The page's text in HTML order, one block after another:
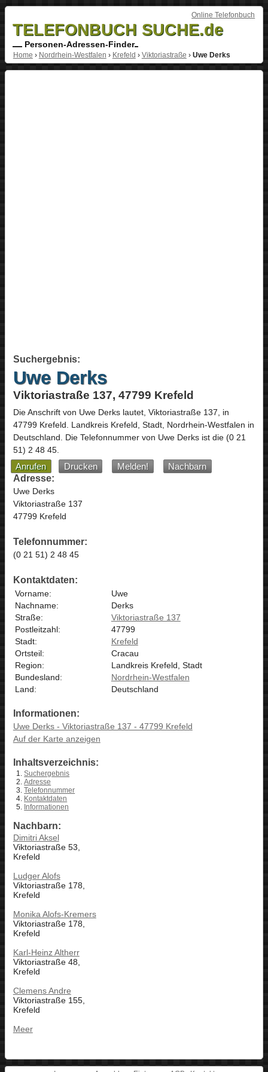
Online Telefonbuch
TELEFONBUCH SUCHE.de
Personen-Adressen-Finder
Home › Nordrhein-Westfalen › Krefeld › Viktoriastraße › Uwe Derks
Suchergebnis:
Uwe Derks
Viktoriastraße 137, 47799 Krefeld
Die Anschrift von Uwe Derkslautet, Viktoriastraße 137, in
47799 Krefeld. Landkreis Krefeld, Stadt, Nordrhein-Westfalen in
Deutschland. Die Telefonnummer von Uwe Derks ist die (0 21
51) 2 48 45.
Anrufen Drucken Melden!
Nachbarn
Adresse:
Uwe Derks
Viktoriastraße 137
47799 Krefeld
Telefonnummer:
(0 21 51) 2 48 45
Kontaktdaten:
Vorname:
Uwe
Nachname:
Derks
Straße:
Viktoriastraße 137
Postleitzahl:
47799
Stadt:
Krefeld
Ortsteil:
Cracau
Region:
Landkreis Krefeld, Stadt
Bundesland:
Nordrhein-Westfalen
Land:
Deutschland
Informationen:
Uwe Derks - Viktoriastraße 137 - 47799 Krefeld
Auf der Karte anzeigen
Inhaltsverzeichnis:
Suchergebnis
Adresse
Telefonnummer
Kontaktdaten
Informationen
Nachbarn:
Dimitri Aksel
Viktoriastraße 53,
Krefeld
Ludger Alofs
Viktoriastraße 178,
Krefeld
Monika Alofs-Kremers
Viktoriastraße 178,
Krefeld
Karl-Heinz Altherr
Viktoriastraße 48,
Krefeld
Clemens Andre
Viktoriastraße 155,
Krefeld
Meer